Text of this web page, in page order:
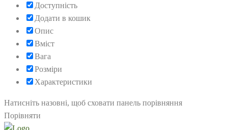
Доступність
Додати в кошик
Опис
Вміст
Вага
Розміри
Характеристики
Натисніть назовні, щоб сховати панель порівняння
Порівняти